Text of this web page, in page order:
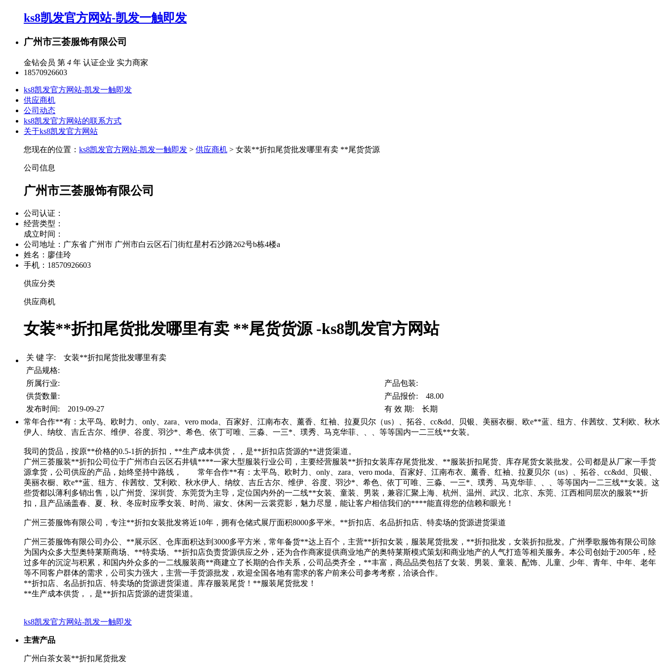
ks8凯发官方网站-凯发一触即发
广州市三荟服饰有限公司
金钻会员 第 4 年 认证企业 实力商家
18570926603
ks8凯发官方网站-凯发一触即发
供应商机
公司动态
ks8凯发官方网站的联系方式
关于ks8凯发官方网站
您现在的位置： ks8凯发官方网站-凯发一触即发 > 供应商机 > 女装**折扣尾货批发哪里有卖 **尾货货源
公司信息
广州市三荟服饰有限公司
公司认证：
经营类型：
成立时间：
公司地址： 广东省 广州市 广州市白云区石门街红星村石沙路262号b栋4楼a
姓名：廖佳玲
手机：18570926603
供应分类
供应商机
女装**折扣尾货批发哪里有卖 **尾货货源 -ks8凯发官方网站
关 键 字: 女装**折扣尾货批发哪里有卖
产品规格:
所属行业:
产品包装:
供货数量:
产品报价: 48.00
发布时间: 2019-09-27
有 效 期: 长期
常年合作**有：太平鸟、欧时力、only、zara、vero moda、百家好、江南布衣、薰香、红袖、拉夏贝尔（us）、拓谷、cc&dd、贝银、美丽衣橱、欧e**蓝、纽方、佧茜纹、艾利欧、秋水
伊人、纳纹、吉丘古尔、维伊、谷度、羽沙*、希色、依丁可唯、三淼、一三*、璞秀、马克华菲、、、等等国内一二三线**女装。
我司的货品，按原**价格的0.5-1折的折扣，**生产成本供货，，是**折扣店货源的**进货渠道。
广州三荟服装**折扣公司位于广州市白云区石井镇****一家大型服装行业公司，主要经营服装**折扣女装库存尾货批发、**服装折扣尾货、库存尾货女装批发。公司都是从厂家一手货
源拿货，公司供应的产品，始终坚持中路线， 常年合作**有：太平鸟、欧时力、only、zara、vero moda、百家好、江南布衣、薰香、红袖、拉夏贝尔（us）、拓谷、cc&dd、贝银、
美丽衣橱、欧e**蓝、纽方、佧茜纹、艾利欧、秋水伊人、纳纹、吉丘古尔、维伊、谷度、羽沙*、希色、依丁可唯、三淼、一三*、璞秀、马克华菲、、、等等国内一二三线**女装。这
些货都以薄利多销出售，以广州货、深圳货、东莞货为主导，定位国内外的一二线**女装、童装、男装，兼容汇聚上海、杭州、温州、武汉、北京、东莞、江西相同层次的服装**折
扣，且产品涵盖春、夏、秋、冬应时应季女装、时尚、淑女、休闲一云裳霓影，魅力尽显，能让客户相信我们的****能直得您的信赖和眼光！
广州三荟服饰有限公司，专注**折扣女装批发将近10年，拥有仓储式展厅面积8000多平米。**折扣店、名品折扣店、特卖场的货源进货渠道
广州三荟服饰有限公司办公、**展示区、仓库面积达到3000多平方米，常年备货**达上百个，主营**折扣女装，服装尾货批发，**折扣批发，女装折扣批发。广州季歌服饰有限公司除
为国内众多大型奥特莱斯商场、**特卖场、**折扣店负责货源供应之外，还为合作商家提供商业地产的奥特莱斯模式策划和商业地产的人气打造等相关服务。本公司创始于2005年，经
过多年的沉淀与积累，和国内外众多的一二线服装商**商建立了长期的合作关系，公司品类齐全，**丰富，商品品类包括了女装、男装、童装、配饰、儿童、少年、青年、中年、老年
等不同客户群体的需求，公司实力强大，主营一手货源批发，欢迎全国各地有需求的客户前来公司参考考察，洽谈合作。
**折扣店、名品折扣店、特卖场的货源进货渠道。库存服装尾货！**服装尾货批发！
**生产成本供货，，是**折扣店货源的进货渠道。
ks8凯发官方网站-凯发一触即发
主营产品
广州白茶女装**折扣尾货批发